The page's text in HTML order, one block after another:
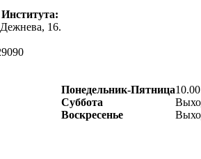
16.
Понедельник-Пятница
Суббота
Воскресенье